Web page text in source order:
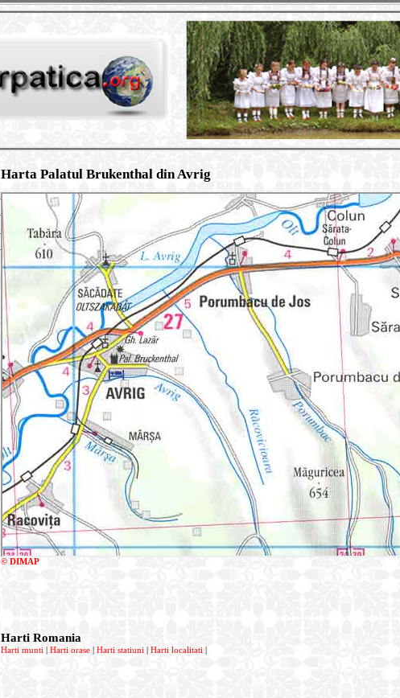
Harta Palatul Brukenthal din Avrig
© DIMAP
Harti Romania
Harti munti Harti orase| Harti statiuni Harti localitati